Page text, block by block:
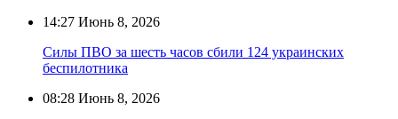
14:27 Июнь 8, 2026
Силы ПВО за шесть часов сбили 124 украинских
беспилотника
08:28 Июнь 8, 2026